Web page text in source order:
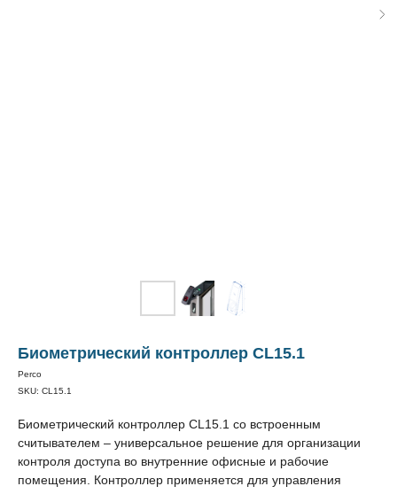
Биометрический контроллер CL15.1
Perco
SKU: CL15.1
Биометрический контроллер CL15.1 со встроенным
считывателем – универсальное решение для организации
контроля доступа во внутренние офисные и рабочие
помещения. Контроллер применяется для управления